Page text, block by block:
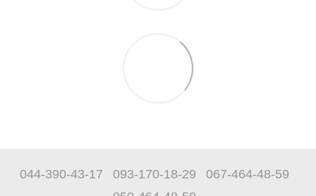
044-390-43-17 093-170-18-29
067-464-48-59